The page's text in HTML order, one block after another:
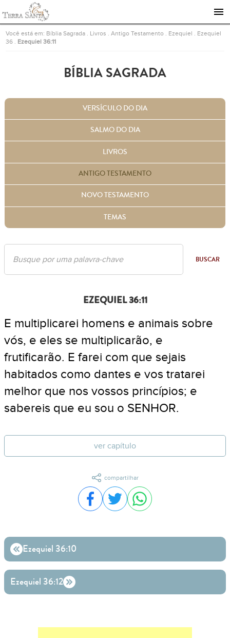
Ir para a página inicial
Você está em: Bíblia Sagrada Livros .Antigo Testamento Ezequiel
Ezequiel
36
Ezequiel 36:11
BÍBLIA SAGRADA
VERSÍCULO DO DIA
SALMO DO DIA
LIVROS
ANTIGO TESTAMENTO
NOVO TESTAMENTO
TEMAS
BUSCAR
EZEQUIEL 36:11
E multiplicarei homens e animais sobre
vós, e eles se multiplicarão, e
frutificarão. E farei com que sejais
habitados como dantes e vos tratarei
melhor que nos vossos princípios; e
sabereis que eu sou o SENHOR.
ver capítulo
compartilhar
Compartilhar no Facebook
Compartilhar no Twitter
Compartilhar no
Ezequiel 36:10
Ezequiel 36:12